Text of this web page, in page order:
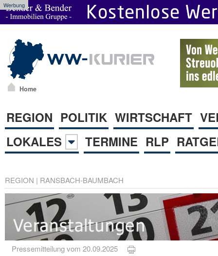
Werbung
Home
REGION POLITIK WIRTSCHAFT
LOKALES
TERMINE RLP
REGION | RANSBACH-BAUMBACH
Pressemitteilung vom 20.09.2025